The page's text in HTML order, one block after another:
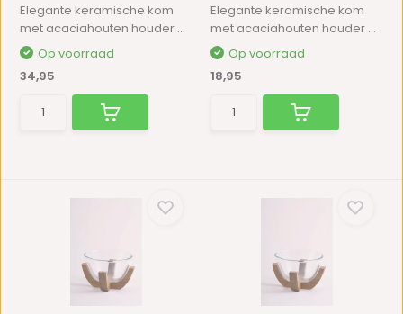
Elegante keramische kom
met acaciahouten houder ...
Op voorraad
34,95
Elegante keramische kom
met acaciahouten houder ...
Op voorraad
18,95